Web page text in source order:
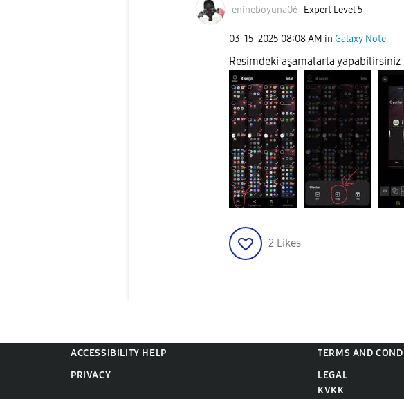
enineboyuna06 Expert Level 5
‎03-15-2025 08:08 AM in Galaxy Note
Resimdeki aşamalarla yapabilirsiniz
2 Likes
ACCESSIBILITY HELP
TERMS AND
PRIVACY
LEGAL
KVKK